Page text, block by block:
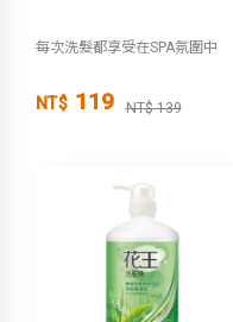
每次洗髮都享受在SPA氛圍中
NT$ 119 NT$ 139